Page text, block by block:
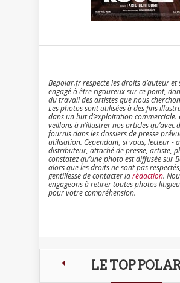
Bepolar.fr respecte les droits d’auteur et
engagé à être rigoureux sur ce point,
du travail des artistes que nous
Les photos sont utilisées à des fins
dans un but d’exploitation commerciale.
veillons à n’illustrer nos articles qu’avec
fournis dans les dossiers de presse
utilisation. Cependant, si vous, lecteur -
distributeur, attaché de presse, artiste,
constatez qu’une photo est diffusée sur
alors que les droits ne sont pas
gentillesse de contacter larédaction.
engageons à retirer toutes photos
pour votre compréhension.
LE TOP